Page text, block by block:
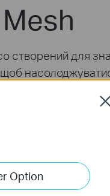
створений для
щоб
Option